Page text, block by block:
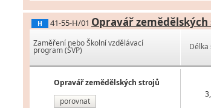
H 41-55-H/01 Opravář
Zaměření nebo Školní vzdělávací
program (ŠVP)
Opravář zemědělských strojů
porovnat
Délka